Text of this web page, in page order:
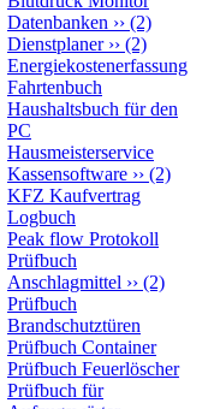
Datenbanken ›› (2)
Dienstplaner›› (2)
Energiekostenerfassung
Fahrtenbuch
Haushaltsbuch für den
PC
Hausmeisterservice
Kassensoftware ›› (2)
KFZ Kaufvertrag
Logbuch
Peak flow Protokoll
Prüfbuch
Anschlagmittel ›› (2)
Prüfbuch
Brandschutztüren
Prüfbuch Container
Prüfbuch Feuerlöscher
Prüfbuch für